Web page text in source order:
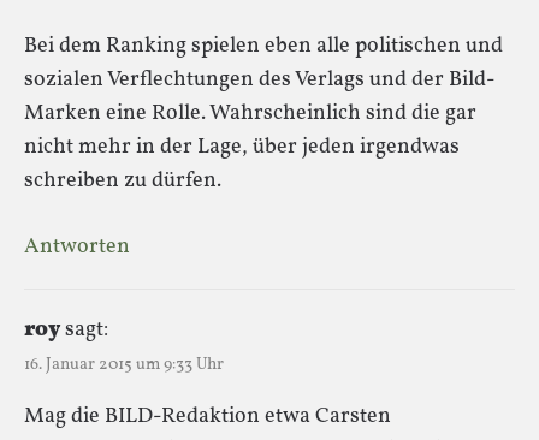
Bei dem Ranking spielen eben alle politischen und
sozialen Verflechtungen des Verlags und der Bild-
Marken eine Rolle. Wahrscheinlich sind die gar
nicht mehr in der Lage, über jeden irgendwas
schreiben zu dürfen.
Antworten
roysagt:
16. Januar 2015 um 9:33 Uhr
Mag die BILD-Redaktion etwa Carsten